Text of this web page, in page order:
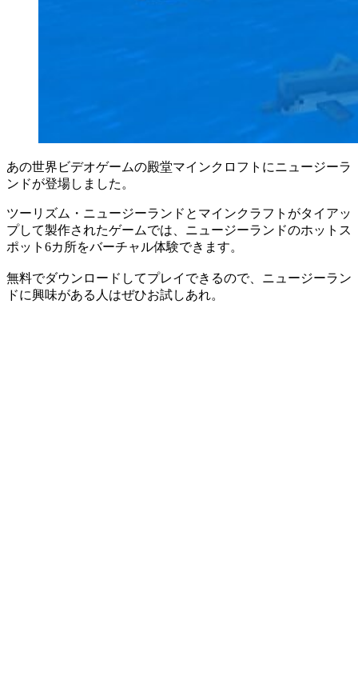
あの世界ビデオゲームの殿堂マインクロフトにニュージーラ
ンドが登場しました。
ツーリズム・ニュージーランドとマインクラフトがタイアッ
プして製作されたゲームでは、ニュージーランドのホットス
ポット6カ所をバーチャル体験できます。
無料でダウンロードしてプレイできるので、ニュージーラン
ドに興味がある人はぜひお試しあれ。